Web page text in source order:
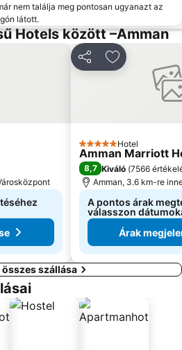
nem találja meg pontosan ugyanazt az
látott.
Hotels között –Amman
MegosztásHozzáadás
5 Kategória
Hotel
Amman Marriott
8,7 Kiváló (7566
Amman, 3.6 km-re
A pontos árak
válasszon
Árak
összes szállása